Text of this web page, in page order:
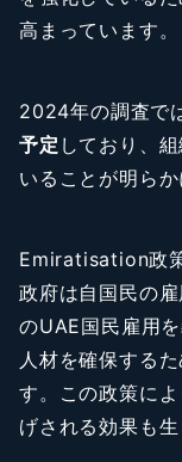
高まっています。
2024年の調査で
予定 しており、
いることが明らか
Emiratisation政
政府は自国民の
のUAE国民雇用
人材を確保する
す。この政策に
げされる効果も生